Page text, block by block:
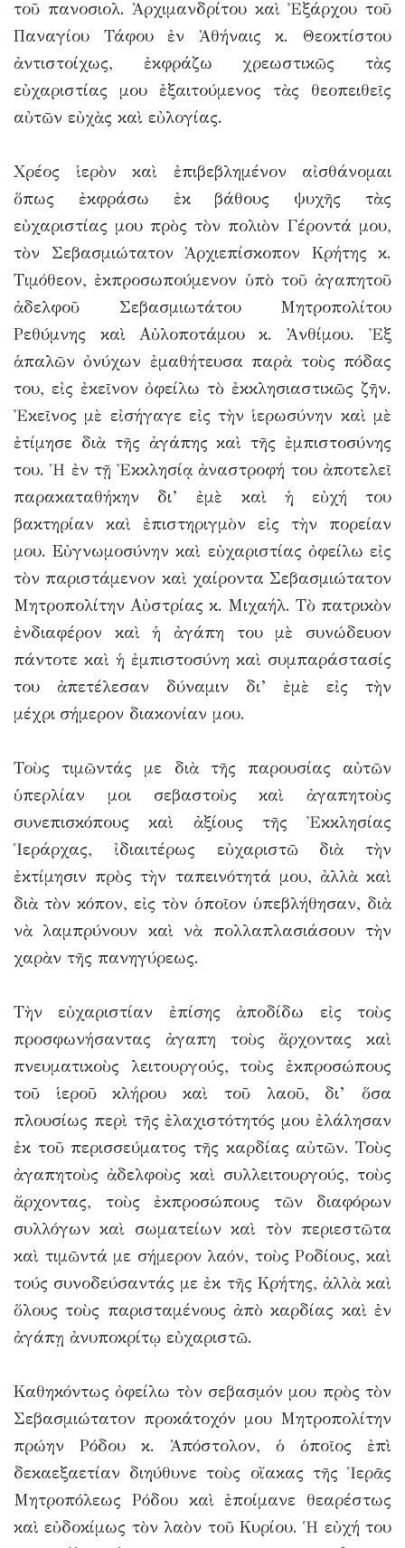
τοῦ πανοσιολ. Ἀρχιμανδρίτου καὶ Ἐξάρχου τοῦ
Παναγίου Τάφου ἐν Ἀθήναις κ. Θεοκτίστου
ἀντιστοίχως, ἐκφράζω χρεωστικῶς τὰς
εὐχαριστίας μου ἐξαιτούμενος τὰς θεοπειθεῖς
αὐτῶν εὐχὰς καὶ εὐλογίας.
Χρέος ἱερὸν καὶ ἐπιβεβλημένον αἰσθάνομαι
ὅπως ἐκφράσω ἐκ βάθους ψυχῆς τὰς
εὐχαριστίας μου πρὸς τὸν πολιὸν Γέροντά μου,
τὸν Σεβασμιώτατον Ἀρχιεπίσκοπον Κρήτης κ.
Τιμόθεον, ἐκπροσωπούμενον ὑπὸ τοῦ ἀγαπητοῦ
ἀδελφοῦ Σεβασμιωτάτου Μητροπολίτου
Ρεθύμνης καὶ Αὐλοποτάμου κ. Ἀνθίμου. Ἐξ
ἁπαλῶν ὀνύχων ἐμαθήτευσα παρὰ τοὺς πόδας
του, εἰς ἐκεῖνον ὀφείλω τὸ ἐκκλησιαστικῶς ζῆν.
Ἐκεῖνος μὲ εἰσήγαγε εἰς τὴν ἱερωσύνην καὶ μὲ
ἐτίμησε διὰ τῆς ἀγάπης καὶ τῆς ἐμπιστοσύνης
του. Ἡ ἐν τῇ Ἐκκλησίᾳ ἀναστροφή του ἀποτελεῖ
παρακαταθήκην δι’ ἐμὲ καὶ ἡ εὐχή του
βακτηρίαν καὶ ἐπιστηριγμὸν εἰς τὴν πορείαν
μου. Εὐγνωμοσύνην καὶ εὐχαριστίας ὀφείλω εἰς
τὸν παριστάμενον καὶ χαίροντα Σεβασμιώτατον
Μητροπολίτην Αὐστρίας κ. Μιχαήλ. Τὸ πατρικὸν
ἐνδιαφέρον καὶ ἡ ἀγάπη του μὲ συνώδευον
πάντοτε καὶ ἡ ἐμπιστοσύνη καὶ συμπαράστασίς
του ἀπετέλεσαν δύναμιν δι’ ἐμὲ εἰς τὴν
μέχρι σήμερον διακονίαν μου.
Τοὺς τιμῶντάς με διὰ τῆς παρουσίας αὐτῶν
ὑπερλίαν μοι σεβαστοὺς καὶ ἀγαπητοὺς
συνεπισκόπους καὶ ἀξίους τῆς Ἐκκλησίας
Ἱεράρχας, ἰδιαιτέρως εὐχαριστῶ διὰ τὴν
ἐκτίμησιν πρὸς τὴν ταπεινότητά μου, ἀλλὰ καὶ
διὰ τὸν κόπον, εἰς τὸν ὁποῖον ὑπεβλήθησαν, διὰ
νὰ λαμπρύνουν καὶ νὰ πολλαπλασιάσουν τὴν
χαρὰν τῆς πανηγύρεως.
Τὴν εὐχαριστίαν ἐπίσης ἀποδίδω εἰς τοὺς
προσφωνήσαντας ἀγαπη τοὺς ἄρχοντας καὶ
πνευματικοὺς λειτουργούς, τοὺς ἐκπροσώπους
τοῦ ἱεροῦ κλήρου καὶ τοῦ λαοῦ, δι’ ὅσα
πλουσίως περὶ τῆς ἐλαχιστότητός μου ἐλάλησαν
ἐκ τοῦ περισσεύματος τῆς καρδίας αὐτῶν. Τοὺς
ἀγαπητοὺς ἀδελφοὺς καὶ συλλειτουργούς, τοὺς
ἄρχοντας, τοὺς ἐκπροσώπους τῶν διαφόρων
συλλόγων καὶ σωματείων καὶ τὸν περιεστῶτα
καὶ τιμῶντά με σήμερον λαόν, τοὺς Ροδίους, καὶ
τούς συνοδεύσαντάς με ἐκ τῆς Κρήτης, ἀλλὰ καὶ
ὅλους τοὺς παρισταμένους ἀπὸ καρδίας καὶ ἐν
ἀγάπῃ ἀνυποκρίτῳ εὐχαριστῶ.
Καθηκόντως ὀφείλω τὸν σεβασμόν μου πρὸς τὸν
Σεβασμιώτατον προκάτοχόν μου Μητροπολίτην
πρώην Ρόδου κ. Ἀπόστολον, ὁ ὁποῖος ἐπὶ
δεκαεξαετίαν διηύθυνε τοὺς οἴακας τῆς Ἱερᾶς
Μητροπόλεως Ρόδου καὶ ἐποίμανε θεαρέστως
καὶ εὐδοκίμως τὸν λαὸν τοῦ Κυρίου. Ἡ εὐχή του